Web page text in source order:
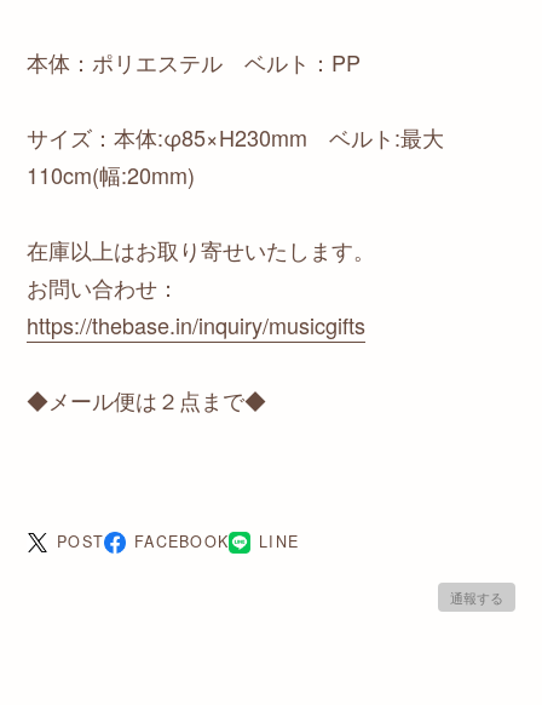
本体：ポリエステル ベルト：PP
サイズ：本体:φ85×H230mm ベルト:最大
110cm(幅:20mm)
在庫以上はお取り寄せいたします。
お問い合わせ：
https://thebase.in/inquiry/musicgifts
◆メール便は２点まで◆
POST FACEBOOK LINE
通報する